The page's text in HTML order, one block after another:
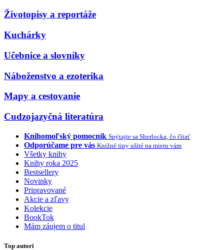
Životopisy a reportáže
Kuchárky
Učebnice a slovníky
Náboženstvo a ezoterika
Mapy a cestovanie
Cudzojazyčná literatúra
Knihomoľský pomocník Spýtajte sa Sherlocka, čo čítať
Odporúčame pre vás Knižné tipy ušité na mieru vám
Všetky knihy
Knihy roka 2025
Bestsellery
Novinky
Pripravované
Akcie a zľavy
Kolekcie
BookTok
Mám záujem o titul
Top autori